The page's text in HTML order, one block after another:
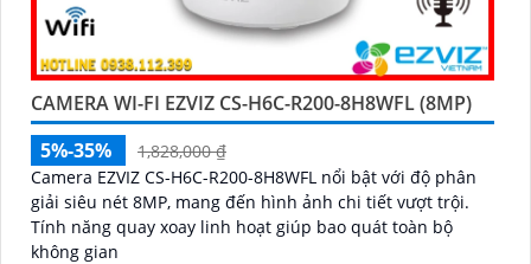
CAMERA WI-FI EZVIZ CS-H6C-R200-8H8WFL (8MP)
5%-35%
1,828,000 ₫
Camera EZVIZ CS-H6C-R200-8H8WFL nổi bật với độ phân
giải siêu nét 8MP, mang đến hình ảnh chi tiết vượt trội.
Tính năng quay xoay linh hoạt giúp bao quát toàn bộ
không gian